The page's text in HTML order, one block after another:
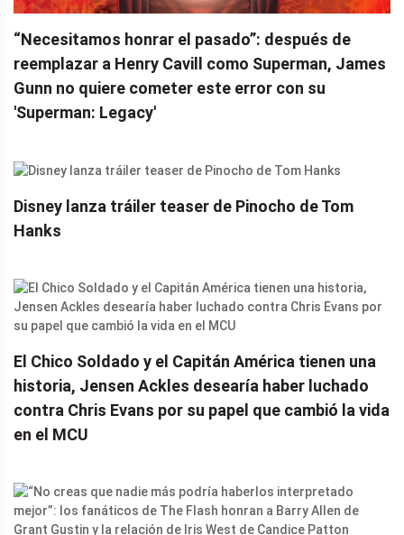
“Necesitamos honrar el pasado”: ​​después de
reemplazar a Henry Cavill como Superman, James
Gunn no quiere cometer este error con su
'Superman: Legacy'
Disney lanza tráiler teaser de Pinocho de Tom
Hanks
El Chico Soldado y el Capitán América tienen una
historia, Jensen Ackles desearía haber luchado
contra Chris Evans por su papel que cambió la vida
en el MCU